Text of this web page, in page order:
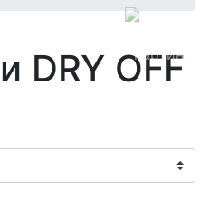
DRY OFF